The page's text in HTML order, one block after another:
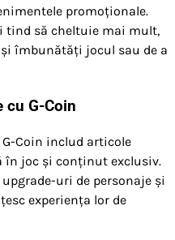
promoționale.
tind să cheltuie mai mult,
îmbunătăți jocul sau de a
G-Coin
Coin includ articole
în joc și conținut exclusiv.
uri de personaje și
experiența lor de